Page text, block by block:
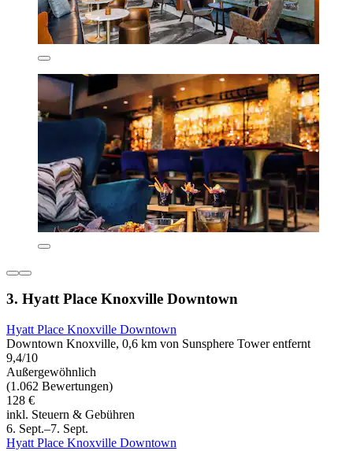
3. Hyatt Place Knoxville Downtown
Hyatt Place Knoxville Downtown
Downtown Knoxville, 0,6 km von Sunsphere Tower entfernt
9,4/10
Außergewöhnlich
(1.062 Bewertungen)
128 €
inkl. Steuern & Gebühren
6. Sept.–7. Sept.
Hyatt Place Knoxville Downtown